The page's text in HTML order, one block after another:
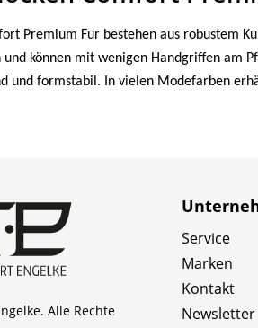
Premium Fur bestehen aus robustem
können mit wenigen Handgriffen am
und formstabil. In vielen Modefarben
Alle Rechte
Service
Marken
Kontakt
Newsletter